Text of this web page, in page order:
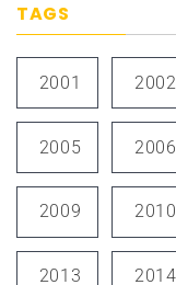
TAGS
2001 2002
2005 2006
2009 2010
2013 2014